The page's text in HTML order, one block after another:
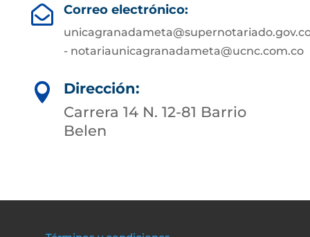
 Correo electrónico:
- notariaunicagranadameta@ucnc.com.co

Dirección:
Carrera 14 N. 12-81 Barrio
Belen